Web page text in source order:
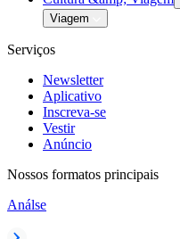
Viagem
Serviços
Newsletter
Aplicativo
Inscreva-se
Vestir
Anúncio
Nossos formatos principais
Análse